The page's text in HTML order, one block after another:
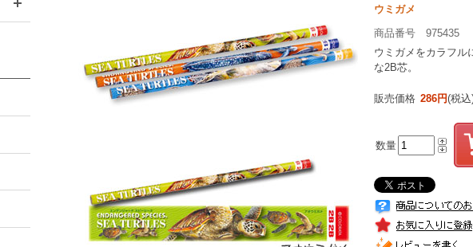
ウミガメ
商品番号 975435
ウミガメをカラフル
な2B芯。
販売価格 286円(税
数量